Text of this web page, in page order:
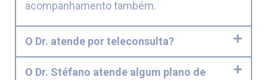
acompanhamento também.
O Dr. atende por teleconsulta?
O Dr. Stéfano atende algum plano de